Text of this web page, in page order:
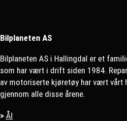
Bilplaneten AS
Bilplaneten AS i Hallingdal er et
som har vært i drift siden 1984.
av motoriserte kjøretøy har vært vårt
gjennom alle disse årene.
> Ål